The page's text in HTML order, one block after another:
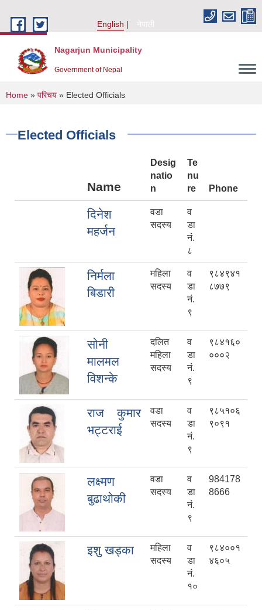
English
नेपाली
Nagarjun Municipality
Government of Nepal
You are here
Home » परिचय » Elected Officials
Elected Officials
Name
Desig
natio
n
Te
nu
re
Phone
दिनेश
महर्जन
वडा
सदस्य
व
डा
नं.
८
निर्मला
बिडारी
महिला
सदस्य
व
डा
नं.
९
९८४९४१
८७७९
सोनी
मालमल
विशन्के
दलित
महिला
सदस्य
व
डा
नं.
९
९८४१६०
०००२
राज कुमार
भट्टराई
वडा
सदस्य
व
डा
नं.
९
९८५१०६
९०९१
लक्ष्मण
बुढाथोकी
वडा
सदस्य
व
डा
नं.
९
984178
8666
इशु खड्का
महिला
सदस्य
व
डा
नं.
१०
९८४००१
४६०५